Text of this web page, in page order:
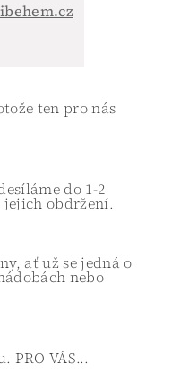
ten pro nás
do 1-2
obdržení.
ať už se jedná o
nebo
PRO VÁS...